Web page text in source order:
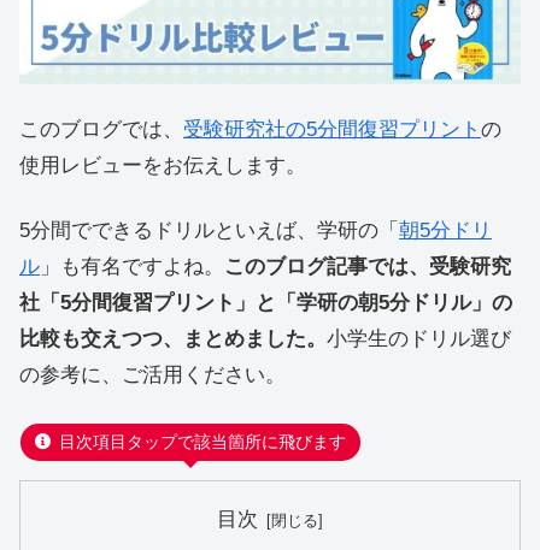
このブログでは、 受験研究社の5分間復習プリント の
使用レビューをお伝えします。
5分間でできるドリルといえば、学研の「 朝5分ドリ
ル 」も有名ですよね。
このブログ記事では、受験研究
社「5分間復習プリント」と「学研の朝5分ドリル」の
比較も交えつつ、まとめました。 小学生のドリル選び
の参考に、ご活用ください。
目次項目タップで該当箇所に飛びます
目次